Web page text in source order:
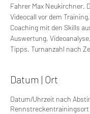
Fahrer Max Neukirchner.
Videocall vor dem Training,
Coaching mit den Skills
Auswertung,
Tipps, Turnanzahl nach
Datum | Ort
Datum/Uhrzeit nach